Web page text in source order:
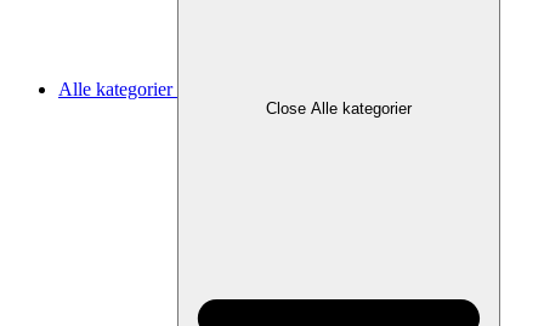
Alle kategorier
Close Alle kategorier